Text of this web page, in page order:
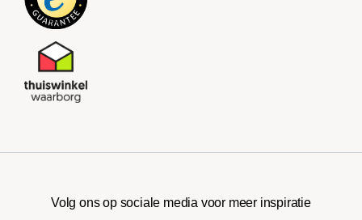
Volg ons op sociale media voor meer inspiratie